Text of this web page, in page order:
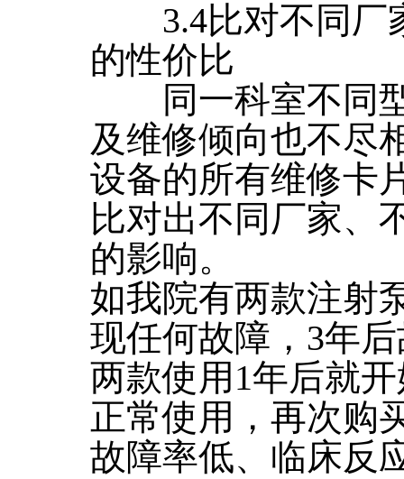
3.4比对不同厂
的性价比
同一科室不同型
及维修倾向也不尽
设备的所有维修卡
比对出不同厂家、
的影响。
如我院有两款注射
现任何故障，3年
两款使用1年后就
正常使用，再次购
故障率低、临床反